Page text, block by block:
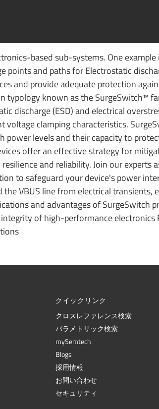
based sub-systems. One example
points and paths for Electrostatic
and provide adequate protection
typology known as the SurgeSwitch™
discharge (ESD) and electrical
clamping characteristics.
power levels and their capacity to
offer an effective strategy for
and reliability. Join our experts
to safeguard your device's power
VBUS line from electrical transients,
and advantages of SurgeSwitch
of high-performance electronics
クイックリンク
クロスレファレンス検索
パラメトリック検索
mySemtech
Blogs
採用情報
お問い合わせ
セキュリティ